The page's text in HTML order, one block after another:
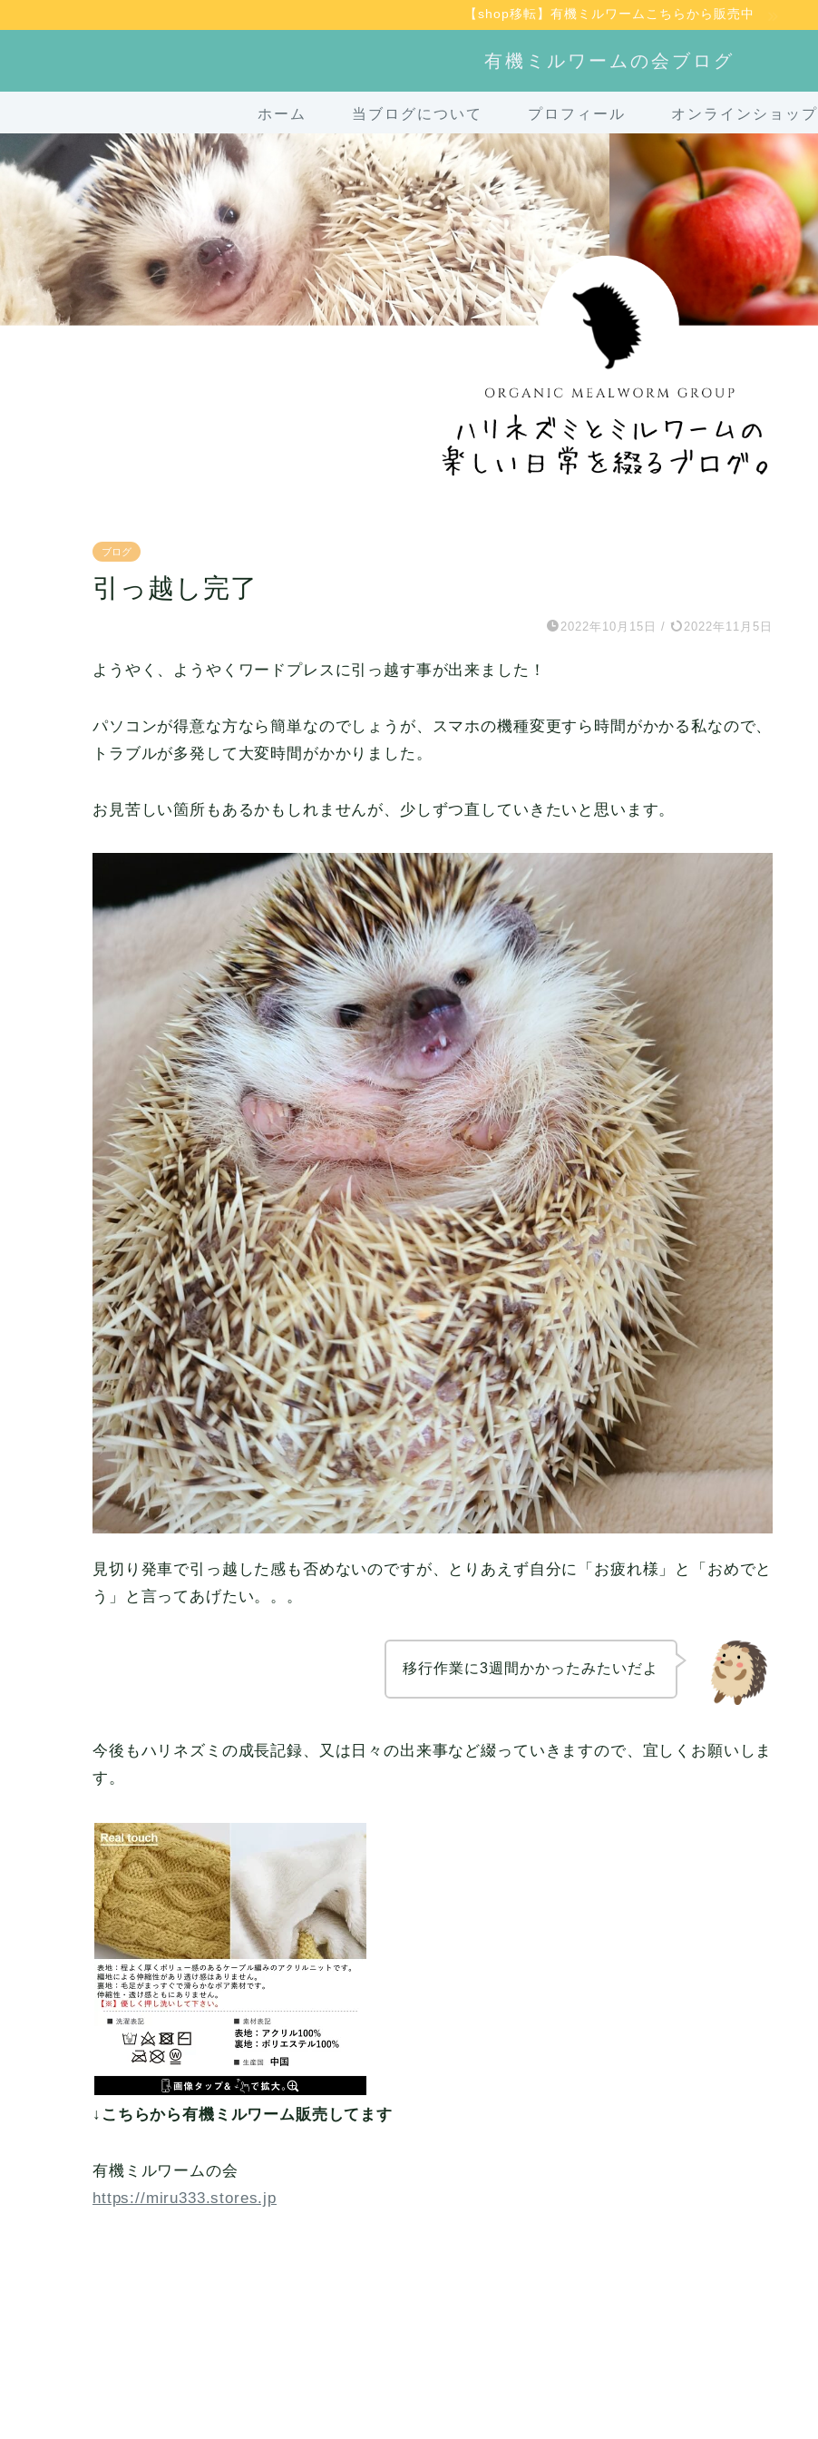
【shop移転】有機ミルワームこちらから販売中
有機ミルワームの会ブログ
ホーム 当ブログについて プロフィール オンラインショップ
ブログ
引っ越し完了
2022年10月15日 / 2022年11月5日
ようやく、ようやくワードプレスに引っ越す事が出来ました！
パソコンが得意な方なら簡単なのでしょうが、スマホの機種変更すら時間がかかる私なので、
トラブルが多発して大変時間がかかりました。
お見苦しい箇所もあるかもしれませんが、少しずつ直していきたいと思います。
見切り発車で引っ越した感も否めないのですが、とりあえず自分に「お疲れ様」と「おめでと
う」と言ってあげたい。。。
移行作業に3週間かかったみたいだよ
今後もハリネズミの成長記録、又は日々の出来事など綴っていきますので、宜しくお願いしま
す。
↓こちらから有機ミルワーム販売してます
有機ミルワームの会
https://miru333.stores.jp